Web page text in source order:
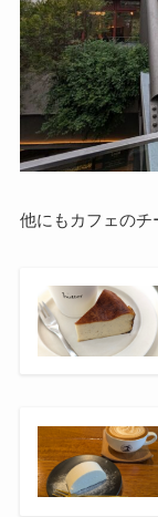
他にもカフェのチ